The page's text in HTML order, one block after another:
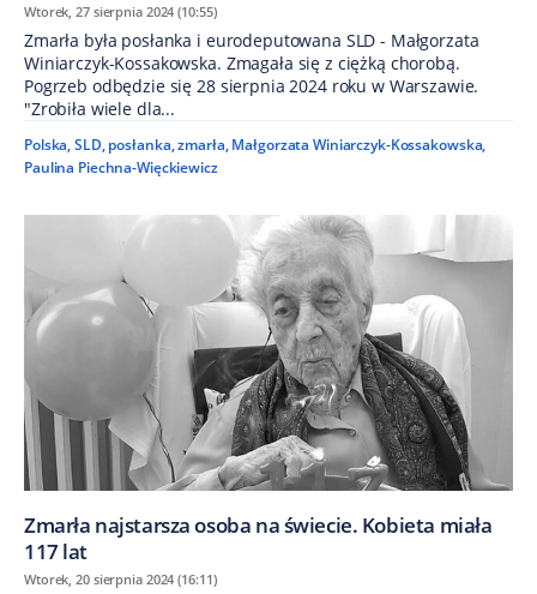
Wtorek, 27 sierpnia 2024 (10:55)
Zmarła była posłanka i eurodeputowana SLD - Małgorzata
Winiarczyk-Kossakowska. Zmagała się z ciężką chorobą.
Pogrzeb odbędzie się 28 sierpnia 2024 roku w Warszawie.
"Zrobiła wiele dla...
Polska,SLD, posłanka,zmarła, Małgorzata Winiarczyk-Kossakowska,
Paulina Piechna-Więckiewicz
Zmarła najstarsza osoba na świecie. Kobieta miała
117 lat
Wtorek, 20 sierpnia 2024 (16:11)